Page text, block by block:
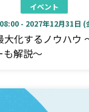
イベント
- 2027年12月31日 (
化するノウハウ
も解説～